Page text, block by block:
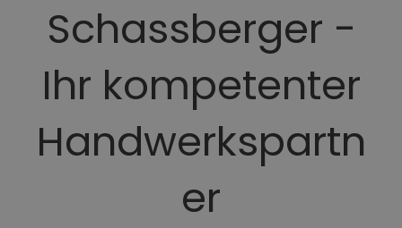
Schassberger -
Ihr kompetenter
Handwerkspartn
er